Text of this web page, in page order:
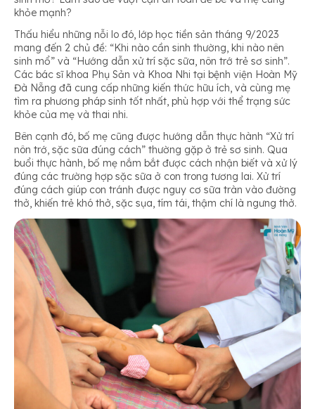
khỏe mạnh?
Thấu hiểu những nỗi lo đó, lớp học tiền sản tháng 9/2023
mang đến 2 chủ đề: “Khi nào cần sinh thường, khi nào nên
sinh mổ” và “Hướng dẫn xử trí sặc sữa, nôn trớ trẻ sơ sinh”.
Các bác sĩ khoa Phụ Sản và Khoa Nhi tại bệnh viện Hoàn Mỹ
Đà Nẵng đã cung cấp những kiến thức hữu ích, và cùng mẹ
tìm ra phương pháp sinh tốt nhất, phù hợp với thể trạng sức
khỏe của mẹ và thai nhi.
Bên cạnh đó, bố mẹ cũng được hướng dẫn thực hành “Xử trí
nôn trớ, sặc sữa đúng cách” thường gặp ở trẻ sơ sinh. Qua
buổi thực hành, bố mẹ nắm bắt được cách nhận biết và xử lý
đúng các trường hợp sặc sữa ở con trong tương lai. Xử trí
đúng cách giúp con tránh được nguy cơ sữa tràn vào đường
thở, khiến trẻ khó thở, sặc sụa, tím tái, thậm chí là ngưng thở.